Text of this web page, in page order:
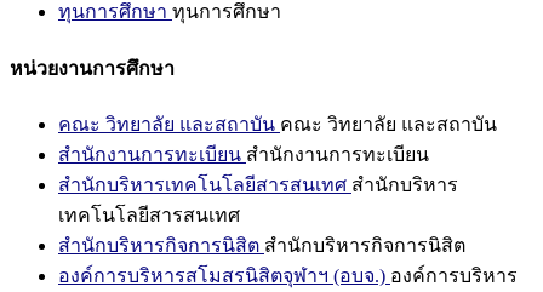
ทุนการศึกษา ทุนการศึกษา
หน่วยงานการศึกษา
คณะ วิทยาลัย และสถาบัน คณะ วิทยาลัย และสถาบัน
สำนักงานการทะเบียน สำนักงานการทะเบียน
สำนักบริหารเทคโนโลยีสารสนเทศ สำนักบริหาร
เทคโนโลยีสารสนเทศ
สำนักบริหารกิจการนิสิต สำนักบริหารกิจการนิสิต
องค์การบริหารสโมสรนิสิตจุฬาฯ (อบจ.) องค์การบริหาร